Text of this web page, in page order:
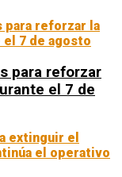
para reforzar
el 7 de